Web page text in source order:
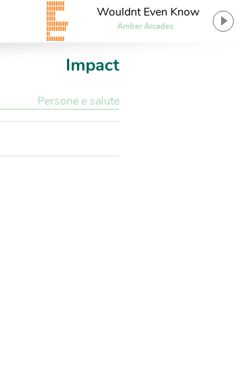
Wouldnt Even Know
Amber Arcades
Impact
Persone e salute